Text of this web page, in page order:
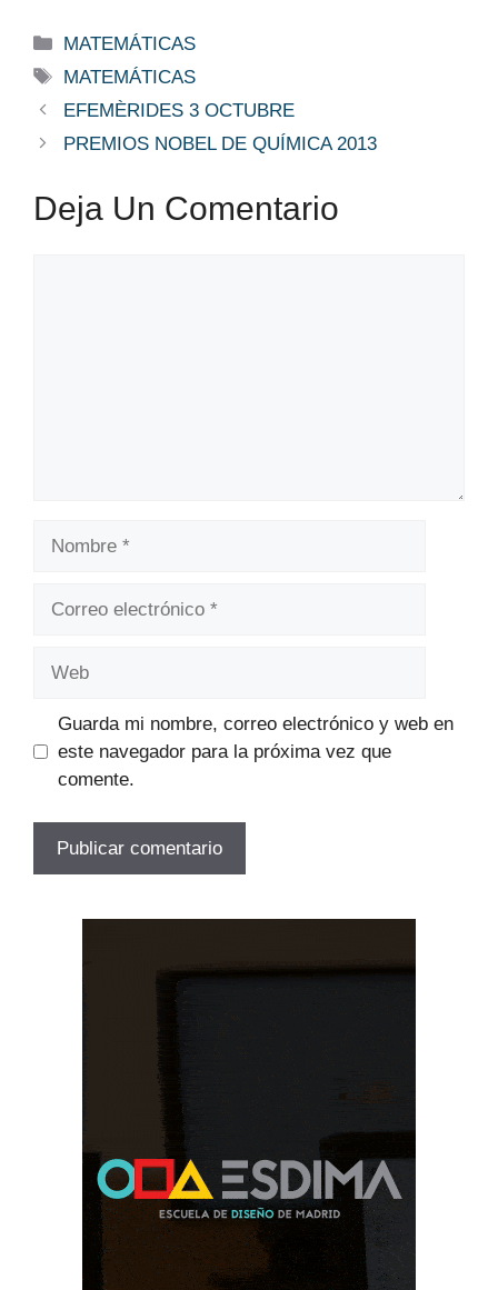
Categorías
MATEMÁTICAS
Etiquetas
MATEMÁTICAS
EFEMÈRIDES 3 OCTUBRE
PREMIOS NOBEL DE QUÍMICA 2013
Deja Un Comentario
Guarda mi nombre, correo electrónico y web en
este navegador para la próxima vez que
comente.